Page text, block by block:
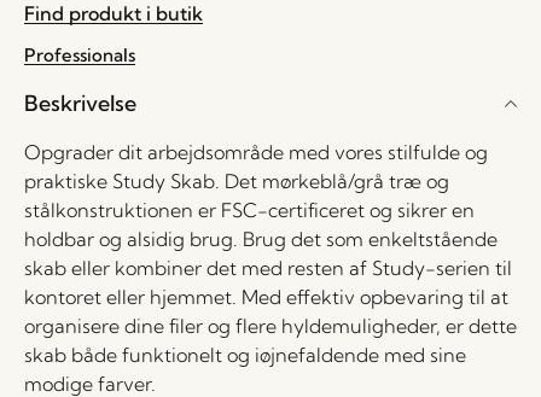
Find produkt i butik
Professionals
Beskrivelse
Opgrader dit arbejdsområde med vores stilfulde og
praktiske Study Skab. Det mørkeblå/grå træ og
stålkonstruktionen er FSC-certificeret og sikrer en
holdbar og alsidig brug. Brug det som enkeltstående
skab eller kombiner det med resten af Study-serien til
kontoret eller hjemmet. Med effektiv opbevaring til at
organisere dine filer og flere hyldemuligheder, er dette
skab både funktionelt og iøjnefaldende med sine
modige farver.